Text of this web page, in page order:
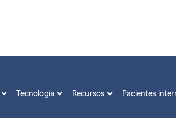
 Tecnología  Recursos  Pacientes